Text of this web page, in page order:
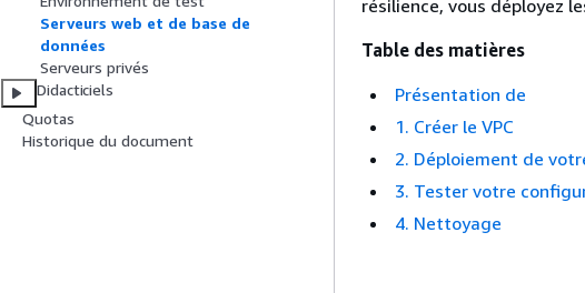
Serveurs web et de base de
données
Serveurs privés
Didacticiels
Quotas
Historique du document
résilience, vous déployez
Table des matières
Présentation de
1. Créer le VPC
2. Déploiement de
3. Tester votre
4. Nettoyage